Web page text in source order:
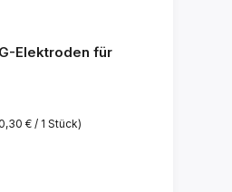
Elektroden für
€ / 1 Stück)